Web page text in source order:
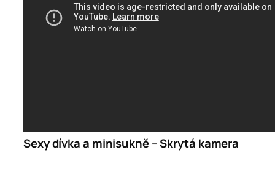
Sexy dívka a minisukně – Skrytá kamera